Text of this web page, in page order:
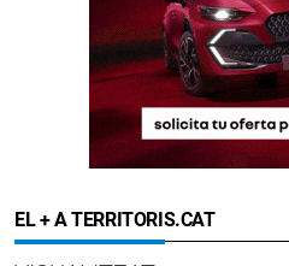
EL + A TERRITORIS.CAT